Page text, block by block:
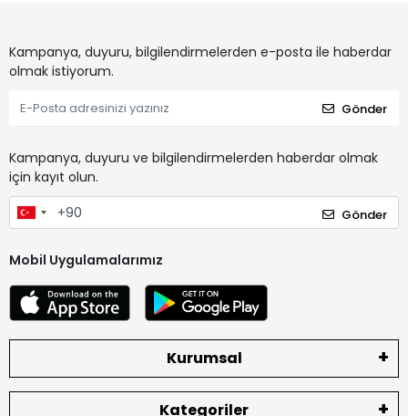
Kampanya, duyuru, bilgilendirmelerden e-posta ile haberdar
olmak istiyorum.
Gönder
Kampanya, duyuru ve bilgilendirmelerden haberdar olmak
için kayıt olun.
Gönder
Mobil Uygulamalarımız
Kurumsal
Kategoriler